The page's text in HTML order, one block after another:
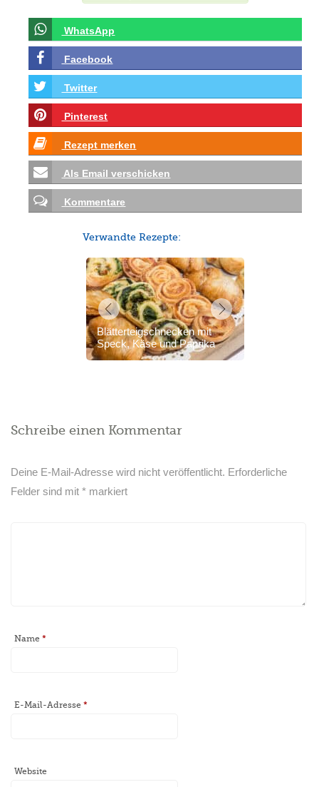
WhatsApp
Facebook
Twitter
Pinterest
Rezept merken
Als Email verschicken
Kommentare
Verwandte Rezepte:
Blätterteigschnecken mit
Speck, Käse und Paprika
Schreibe einen Kommentar
Deine E-Mail-Adresse wird nicht veröffentlicht. Erforderliche
Felder sind mit* markiert
Name*
E-Mail-Adresse*
Website